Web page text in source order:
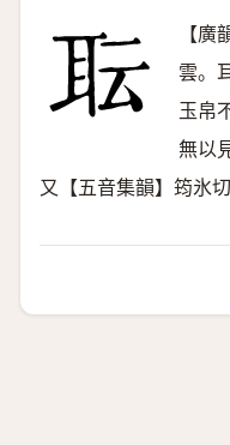
【
雲。
玉帛
無以
又【五音集韻】筠氷